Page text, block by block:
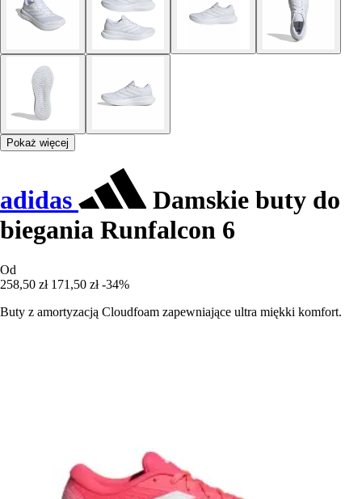
Pokaż więcej
adidas
Damskie buty do
biegania Runfalcon 6
Od
258,50 zł 171,50 zł -34%
Buty z amortyzacją Cloudfoam zapewniające ultra miękki komfort.